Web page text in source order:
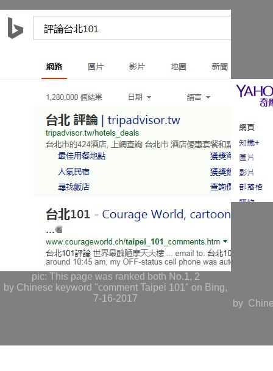
pic: This page was ranked both No.1, 2
by Chinese keyword "comment Taipei 101" on Bing,
7-16-2017
by